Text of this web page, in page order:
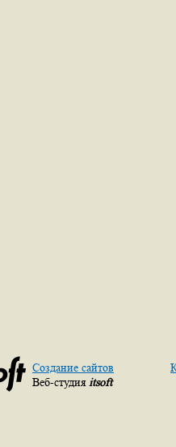
Создание сайтов
Веб-студия itsoft